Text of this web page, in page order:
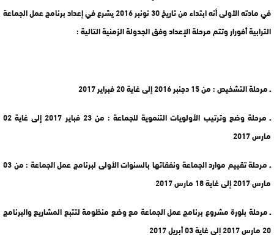
في مادته الأولى أنه ابتداء من تاريخ 30 نونبر 2016 يشرع في إعداد برنامج عمل الجماعة
الترابية أفورار وتتم مرحلة الإعداد وفق الجدولة الزمنية التالية :
ـ مرحلة التشخيص : من 15 دجنبر 2016 إلى غاية 20 فبراير 2017
ـ مرحلة وضع وترتيب الأولويات التنموية للجماعة : من 23 فباير 2017 إلى غاية 02
مارس 2017
ـ مرحلة تقييم موارد الجماعة ونفقاتها بالسنوات الأولى لبرنامج عمل الجماعة : من 03
مارس 2017 إلى غاية 18 مارس 2017
ـ مرحلة بلورة مشروع برنامج عمل الجماعة مع وضع منظومة لتتبع المشاريع والبرنامج
20 مارس 2017 إلى غاية 03 أبريل 2017